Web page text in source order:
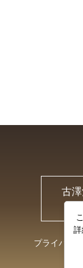
古
プライバシ
詳